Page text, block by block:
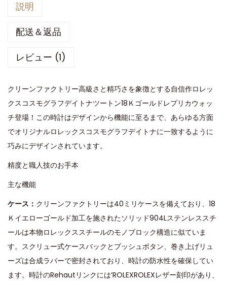
説明
配送＆返品
レビュー (1)
クリーンファクトリー高級さと精巧さを象徴とする自信作ロレッ
クスコスモグラフデイトナツートン18Ｋゴールドレプリカウォッ
チ登場！この時計はデザインから機能に至るまで、あらゆる方面
でオリジナルロレックスコスモグラフデイトナに一致するように
巧みにデザインされています。
精度と職人技のお手本
主な機能
ケース： クリーンファクトリーは40ミリケースを備えており、18
Ｋイエローゴールド加工を施されたソリッド904Lステンレススチ
ールは本物ロレックススチールのモノブロック構造に似ていま
す。スクリュー式ケースバックとプッシュボタン、巻き上げリュ
ーズは合成ラバーで密封されており、時計の防水性を確保してい
ます。時計のRehautリンクには‘ROLEXROLEXレザー刻印があり、